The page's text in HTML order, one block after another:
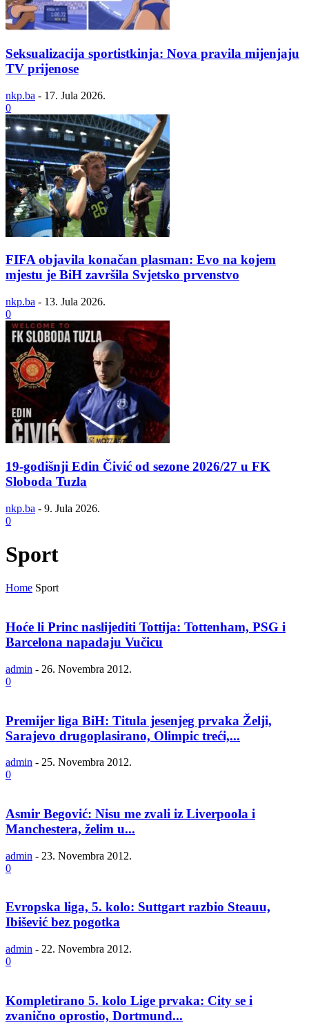
Seksualizacija sportistkinja: Nova pravila mijenjaju
TV prijenose
nkp.ba - 17. Jula 2026.
0
FIFA objavila konačan plasman: Evo na kojem
mjestu je BiH završila Svjetsko prvenstvo
nkp.ba - 13. Jula 2026.
0
19-godišnji Edin Čivić od sezone 2026/27 u FK
Sloboda Tuzla
nkp.ba - 9. Jula 2026.
0
Sport
Home Sport
Hoće li Princ naslijediti Tottija: Tottenham, PSG i
Barcelona napadaju Vučicu
admin - 26. Novembra 2012.
0
Premijer liga BiH: Titula jesenjeg prvaka Želji,
Sarajevo drugoplasirano, Olimpic treći,...
admin - 25. Novembra 2012.
0
Asmir Begović: Nisu me zvali iz Liverpoola i
Manchestera, želim u...
admin - 23. Novembra 2012.
0
Evropska liga, 5. kolo: Suttgart razbio Steauu,
Ibišević bez pogotka
admin - 22. Novembra 2012.
0
Kompletirano 5. kolo Lige prvaka: City se i
zvanično oprostio, Dortmund...